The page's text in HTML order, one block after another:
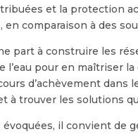
et la protection
en comparaison à des
part à construire les
l’eau pour en maîtriser
d’achèvement
à trouver les solutions
il convient de